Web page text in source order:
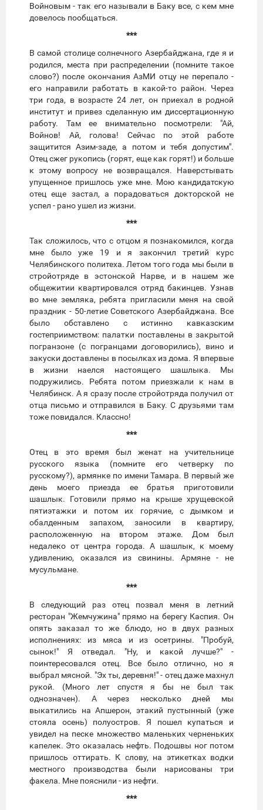
Войновым - так его называли в Баку все, с кем мне
довелось пообщаться.
***
В самой столице солнечного Азербайджана, где я и
родился, места при распределении (помните такое
слово?) после окончания АзМИ отцу не перепало -
его направили работать в какой-то район. Через
три года, в возрасте 24 лет, он приехал в родной
институт и привез сделанную им диссертационную
работу. Там ее внимательно посмотрели: "Ай,
Войнов! Ай, голова! Сейчас по этой работе
защитится Азим-заде, а потом и тебя допустим".
Отец сжег рукопись (горят, еще как горят!) и больше
к этому вопросу не возвращался. Наверстывать
упущенное пришлось уже мне. Мою кандидатскую
отец еще застал, а порадоваться докторской не
успел - рано ушел из жизни.
***
Так сложилось, что с отцом я познакомился, когда
мне было уже 19 и я закончил третий курс
Челябинского политеха. Летом того года мы были в
стройотряде в эстонской Нарве, и в нашем же
общежитии квартировался отряд бакинцев. Узнав
во мне земляка, ребята пригласили меня на свой
праздник - 50-летие Советского Азербайджана. Все
было обставлено с истинно кавказским
гостеприимством: палатки поставлены в закрытой
погранзоне (с погранцами договорились), вино и
закуски доставлены в посылках из дома. Я впервые
в жизни наелся настоящего шашлыка. Мы
подружились. Ребята потом приезжали к нам в
Челябинск. А я сразу после стройотряда получил от
отца письмо и отправился в Баку. С друзьями там
тоже повидался. Классно!
***
Отец в это время был женат на учительнице
русского языка (помните его четверку по
русскому?), армянке по имени Тамара. В первый же
день моего приезда ее братья приготовили
шашлык. Готовили прямо на крыше хрущевской
пятиэтажки и потом их горячие, с дымком и
обалденным запахом, заносили в квартиру,
расположенную на втором этаже. Дом был
недалеко от центра города. А шашлык, к моему
удивлению, оказался из свинины. Армяне - не
мусульмане.
***
В следующий раз отец позвал меня в летний
ресторан "Жемчужина" прямо на берегу Каспия. Он
опять заказал то же блюдо, но в двух разных
исполнениях: из мяса и из осетрины. "Пробуй,
сынок!" Я отведал. "Ну, и какой лучше?" -
поинтересовался отец. Все было отлично, но я
выбрал мясной. "Эх ты, деревня!" - отец даже махнул
рукой. (Много лет спустя я бы не был так
однозначен). А через несколько дней мы
выкатились на Апшерон, этакий пустынный (уже
стояла осень) полуостров. Я пошел купаться и
увидел на песке множество маленьких черненьких
капелек. Это оказалась нефть. Подошвы ног потом
пришлось оттирать. К слову, на этикетках водки
местного производства были нарисованы три
факела. Мне пояснили - из нефти.
***